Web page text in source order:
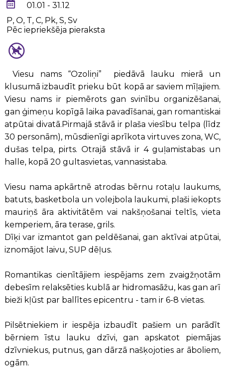
01.01 - 31.12
P, O, T, C, Pk, S, Sv
Pēc iepriekšēja pieraksta
Viesu nams “Ozoliņi” piedāvā lauku mierā un
klusumā izbaudīt prieku būt kopā ar saviem mīļajiem.
Viesu nams ir piemērots gan svinību organizēšanai,
gan ģimeņu kopīgā laika pavadīšanai, gan romantiskai
atpūtai divatā.Pirmajā stāvā ir plaša viesību telpa (līdz
30 personām), mūsdienīgi aprīkota virtuves zona, WC,
dušas telpa, pirts. Otrajā stāvā ir 4 guļamistabas un
halle, kopā 20 gultasvietas, vannasistaba.
Viesu nama apkārtnē atrodas bērnu rotaļu laukums,
batuts, basketbola un volejbola laukumi, plaši iekopts
mauriņš āra aktivitātēm vai nakšņošanai teltīs, vieta
kemperiem, āra terase, grils.
Dīķi var izmantot gan peldēšanai, gan aktīvai atpūtai,
iznomājot laivu, SUP dēļus.
Romantikas cienītājiem iespējams zem zvaigžņotām
debesīm relaksēties kublā ar hidromasāžu, kas gan arī
bieži kļūst par ballītes epicentru - tam ir 6-8 vietas.
Pilsētniekiem ir iespēja izbaudīt pašiem un parādīt
bērniem īstu lauku dzīvi, gan apskatot piemājas
dzīvniekus, putnus, gan dārzā našķojoties ar āboliem,
ogām.